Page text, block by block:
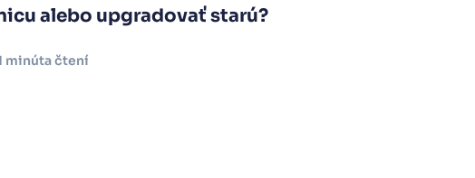
alebo upgradovať starú?
minúta čtení